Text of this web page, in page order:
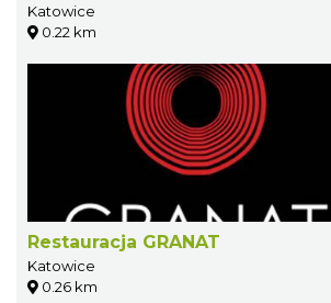
Katowice
0.22 km
Restauracja GRANAT
Katowice
0.26 km